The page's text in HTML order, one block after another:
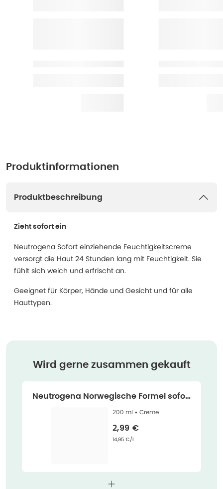
Produktinformationen
Produktbeschreibung
Zieht sofort ein
Neutrogena Sofort einziehende Feuchtigkeitscreme
versorgt die Haut 24 Stunden lang mit Feuchtigkeit. Sie
fühlt sich weich und erfrischt an.
Geeignet für Körper, Hände und Gesicht und für alle
Hauttypen.
Wird gerne zusammen gekauft
Neutrogena Norwegische Formel sofort
einziehend 200 ml
200 ml • Creme
Verkaufspreis
2,99 €
Grundpreis
14,95 €/l